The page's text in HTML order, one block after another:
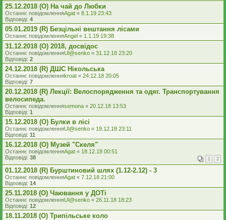
25.12.2018 (O) На чай до Любки
Останнє повідомленняAgat « 8.1.19 23:43
Відповіді: 4
05.01.2019 (R) Безцільні вештання лісами
Останнє повідомленняAngel « 1.1.19 19:38
31.12.2018 (O) 2018, досвідос
Останнє повідомленняUl@senko « 31.12.18 23:20
Відповіді: 2
24.12.2018 (R) ДШС Нікольська
Останнє повідомленняkroat « 24.12.18 20:05
Відповіді: 7
20.12.2018 (R) Лекції: Велоспорядження та одяг. Транспортування
велосипеда.
Останнє повідомленняsemona « 20.12.18 13:53
Відповіді: 1
15.12.2018 (O) Булки в лісі
Останнє повідомленняUl@senko « 19.12.18 23:11
Відповіді: 11
16.12.2018 (O) Музей "Скеля"
Останнє повідомленняAgat « 18.12.18 00:51
Відповіді: 38 1 2
01.12.2018 (R) Бурштиновий шлях (1.12-2.12) - 3
Останнє повідомленняAgat « 7.12.18 21:00
Відповіді: 14
25.11.2018 (O) Чаювання у ДОТі
Останнє повідомленняUl@senko « 26.11.18 18:23
Відповіді: 12
18.11.2018 (O) Трипільське коло